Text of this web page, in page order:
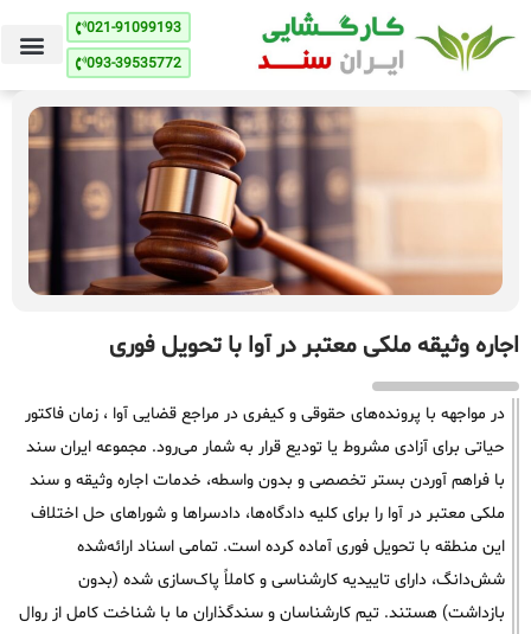
021-91099193
093-39535772
اجاره وثیقه ملکی معتبر در آوا با تحویل فوری
در مواجهه با پرونده‌های حقوقی و کیفری در مراجع قضایی آوا ، زمان فاکتور
حیاتی برای آزادی مشروط یا تودیع قرار به شمار می‌رود. مجموعه ایران سند
با فراهم آوردن بستر تخصصی و بدون واسطه، خدمات اجاره وثیقه و سند
ملکی معتبر در آوا را برای کلیه دادگاه‌ها، دادسراها و شوراهای حل اختلاف
این منطقه با تحویل فوری آماده کرده است. تمامی اسناد ارائه‌شده
شش‌دانگ، دارای تاییدیه کارشناسی و کاملاً پاک‌سازی شده (بدون
بازداشت) هستند. تیم کارشناسان و سندگذاران ما با شناخت کامل از روال